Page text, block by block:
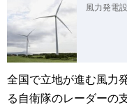
風力発電
全国で立地が進む風力
る自衛隊のレーダーの